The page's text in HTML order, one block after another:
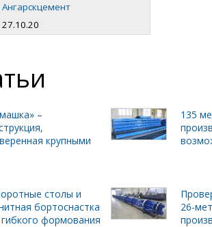
Ангарскцемент
27.10.20
–
крупными
135
столы и
бортоснастка
формования
26-